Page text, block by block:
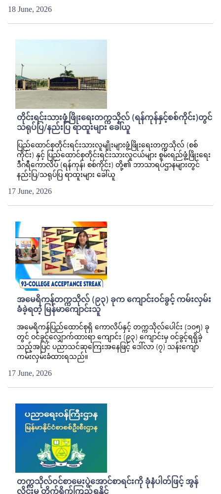
18 June, 2026
တိုင်းရင်းသားဖွံ့ဖြိုးရေးတက္ကသိုလ် (ရန်ကုန်နှင့်စစ်ကိုင်း)တွင်
သရုပ်ပြ/နည်းပြ ရာထူးများ ခေါ်ယူ
ပြည်ထောင်စုတိုင်းရင်းသားလူမျိုးများဖွံ့ဖြိုးရေးတက္ကသိုလ် (စစ်
ကိုင်း) နှင့် ပြည်ထောင်စုတိုင်းရင်းသားလူငယ်များ စွမ်းရည်ဖွံ့ဖြိုးရေး
ဒီဂရီကောလိပ် (ရန်ကုန်၊ စစ်ကိုင်း) တို့၏ ဘာသာရပ်ဌာနများတွင်
နည်းပြ/သရုပ်ပြ ရာထူးများ ခေါ်ယူ
17 June, 2026
အမေရိကန်တက္ကသိုလ် (၉၃) ခုက ကျောင်းဝင်ခွင့် ကမ်းလှမ်း
ခံခဲ့ရတဲ့ မြန်မာကျောင်းသူ
အမေရိကန်ပြည်ထောင်စုရှိ ကောလိပ်နှင့် တက္ကသိုလ်ပေါင်း (၁၀၅) ခု
တွင် ဝင်ခွင့်လျှောက်ထားရာ ကျောင်း (၉၃) ကျောင်းမှ ဝင်ခွင့်ရရှိခဲ့
သည့်အပြင် ပညာသင်ဆုကြေးအနေဖြင့် ဒေါ်လာ (၇) သန်းကျော်
ကမ်းလှမ်းခံထားရသည်။
17 June, 2026
တက္ကသိုလ်ဝင်စာမေးပွဲအောင်စာရင်းကို ခုံနံပါတ်ဖြင့် အွန်